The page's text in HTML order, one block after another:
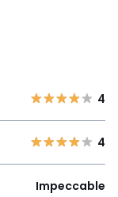
4
4
Impeccable